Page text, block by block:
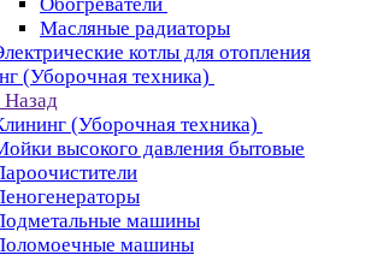
Масляные радиаторы
котлы для отопления
(Уборочная техника)
Назад
(Уборочная техника)
высокого давления бытовые
машины
машины